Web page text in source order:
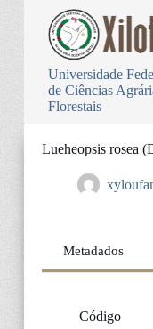
Universidade
de Ciências
Florestais
Lueheopsis rosea
Metadados
Código